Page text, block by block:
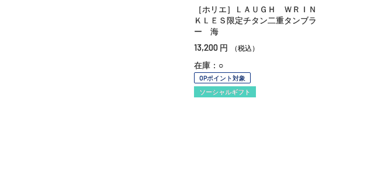
［ホリエ］ＬＡＵＧＨ ＷＲＩＮ
ＫＬＥＳ限定チタン二重タンブラ
ー 海
13,200 円 （税込）
在庫：○
OPポイント対象
ソーシャルギフト